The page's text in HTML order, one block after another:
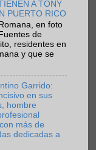
A TONY
PUERTO RICO
en foto
de
residentes en
y que se
Garrido:
en sus
hombre
más de
dedicadas a